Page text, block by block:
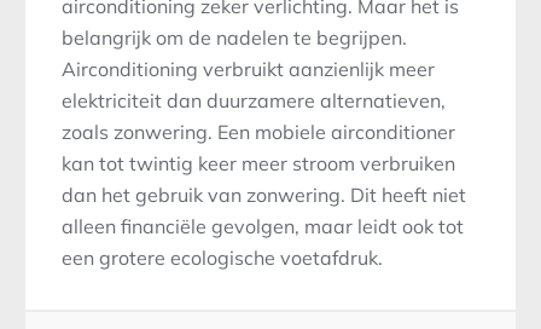
airconditioning zeker verlichting. Maar het is
belangrijk om de nadelen te begrijpen.
Airconditioning verbruikt aanzienlijk meer
elektriciteit dan duurzamere alternatieven,
zoals zonwering. Een mobiele airconditioner
kan tot twintig keer meer stroom verbruiken
dan het gebruik van zonwering. Dit heeft niet
alleen financiële gevolgen, maar leidt ook tot
een grotere ecologische voetafdruk.